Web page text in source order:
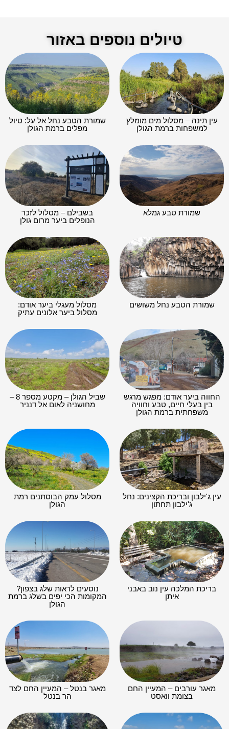
טיולים נוספים באזור
עין תינה – מסלול מים מומלץ
למשפחות ברמת הגולן
שמורת הטבע נחל אל על: טיול
מפלים ברמת הגולן
שמורת טבע גמלא
בשבילם – מסלול לזכר
הנופלים ביער מרום גולן
שמורת הטבע נחל משושים
מסלול מעגלי ביער אודם:
מסלול ביער אלונים עתיק
החווה ביער אודם: מפגש מרגש
בין בעלי חיים, טבע וחוויה
משפחתית ברמת הגולן
שביל הגולן – מקטע מספר 8 –
מחושניה לאום אל דנניר
עין ג'ילבון ובריכת הקצינים: נחל
ג'ילבון תחתון
מסלול עמק הבוסתנים רמת
הגולן
בריכת המלכה עין נוב באבני
איתן
נוסעים לראות שלג בצפון?
המקומות הכי יפים בשלג ברמת
הגולן
מאגר עורבים – המעיין החם
בצומת וואסט
מאגר בנטל – המעיין החם לצד
הר בנטל